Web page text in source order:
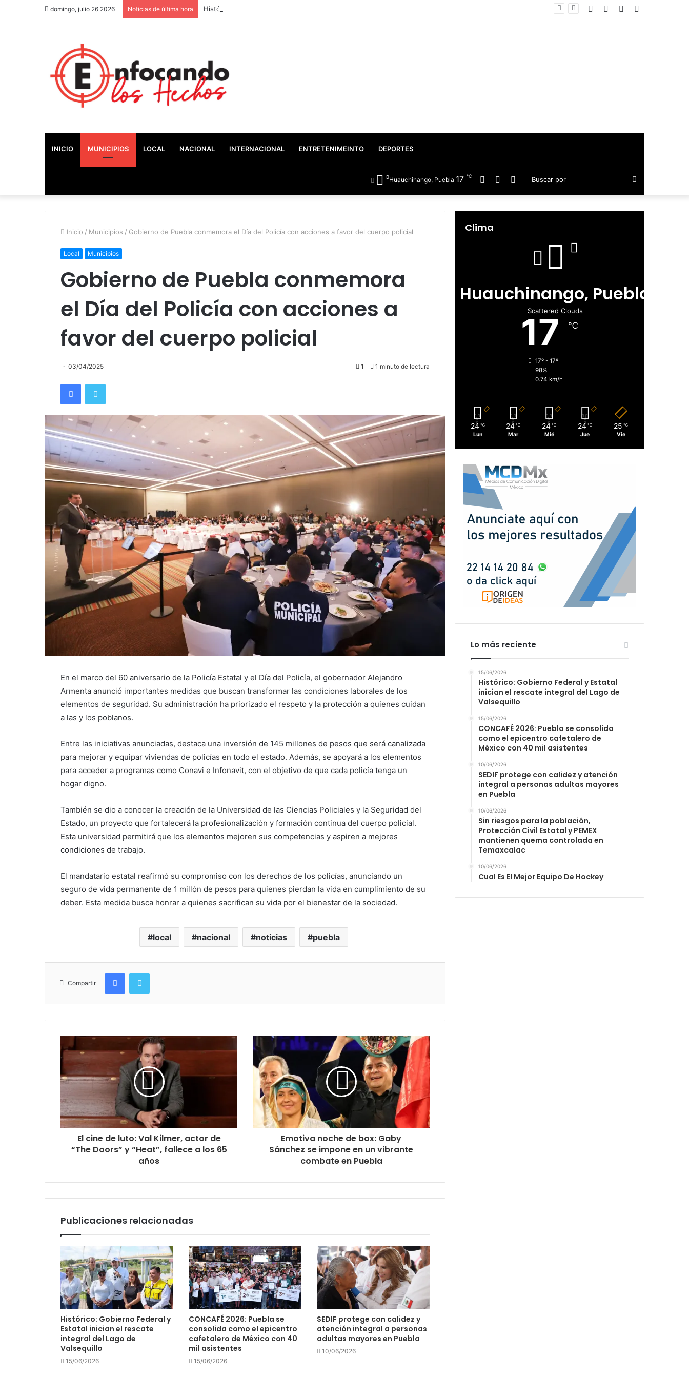
domingo, julio 26 2026 Noticias de última hora Histórico: Gobierno Federal y Estatal inician el rescate integral del Lago de Valsequillo Telegram
Twitter
Facebook
INICIO MUNICIPIOS LOCAL NACIONAL INTERNACIONAL ENTRETENIMEINTO DEPORTES
Buscar
por
Telegram
Twitter
Facebook
Huauchinango, Puebla 17 ℃
Inicio / Municipios / Gobierno de Puebla conmemora el Día del Policía con acciones a favor del cuerpo policial
Local Municipios
Gobierno de Puebla conmemora
el Día del Policía con acciones a
favor del cuerpo policial
03/04/2025 1 1 minuto de lectura
FacebookTwitter
En el marco del 60 aniversario de la Policía Estatal y el Día del Policía, el gobernador Alejandro
Armenta anunció importantes medidas que buscan transformar las condiciones laborales de los
elementos de seguridad. Su administración ha priorizado el respeto y la protección a quienes cuidan
a las y los poblanos.
Entre las iniciativas anunciadas, destaca una inversión de 145 millones de pesos que será canalizada
para mejorar y equipar viviendas de policías en todo el estado. Además, se apoyará a los elementos
para acceder a programas como Conavi e Infonavit, con el objetivo de que cada policía tenga un
hogar digno.
También se dio a conocer la creación de la Universidad de las Ciencias Policiales y la Seguridad del
Estado, un proyecto que fortalecerá la profesionalización y formación continua del cuerpo policial.
Esta universidad permitirá que los elementos mejoren sus competencias y aspiren a mejores
condiciones de trabajo.
El mandatario estatal reafirmó su compromiso con los derechos de los policías, anunciando un
seguro de vida permanente de 1 millón de pesos para quienes pierdan la vida en cumplimiento de su
deber. Esta medida busca honrar a quienes sacrifican su vida por el bienestar de la sociedad.
local nacional noticias puebla
Compartir
FacebookTwitter
El cine de luto: Val Kilmer, actor de
“The Doors” y “Heat”, fallece a los 65
años
Emotiva noche de box: Gaby
Sánchez se impone en un vibrante
combate en Puebla
Publicaciones relacionadas
Histórico: Gobierno Federal y
Estatal inician el rescate
integral del Lago de
Valsequillo
15/06/2026
CONCAFÉ 2026: Puebla se
consolida como el epicentro
cafetalero de México con 40
mil asistentes
15/06/2026
SEDIF protege con calidez y
atención integral a personas
adultas mayores en Puebla
10/06/2026
Clima
Huauchinango, Puebla
Scattered Clouds
17 ℃
17º - 17º
98%
0.74 km/h
24 ℃
Lun
24 ℃
Mar
24 ℃
Mié
24 ℃
Jue
25 ℃
Vie
Lo más reciente
15/06/2026
Histórico: Gobierno Federal y Estatal
inician el rescate integral del Lago de
Valsequillo
15/06/2026
CONCAFÉ 2026: Puebla se consolida
como el epicentro cafetalero de
México con 40 mil asistentes
10/06/2026
SEDIF protege con calidez y atención
integral a personas adultas mayores
en Puebla
10/06/2026
Sin riesgos para la población,
Protección Civil Estatal y PEMEX
mantienen quema controlada en
Temaxcalac
10/06/2026
Cual Es El Mejor Equipo De Hockey